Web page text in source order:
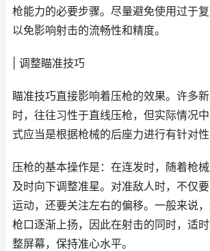
枪能力的必要步骤。尽量避免使用过于复
以免影响射击的流畅性和精度。
| 调整瞄准技巧
瞄准技巧直接影响着压枪的效果。许多
时，往往习性于直线压枪，但实际情况
式应当是根据枪械的后座力进行有针对性
压枪的基本操作是：在连发时，随着枪械
及时向下调整准星。对准敌人时，不仅
运动，还要关注左右的偏移。一般来说
枪口逐渐上扬，因此在射击的同时，适
整屏幕，保持准心水平。